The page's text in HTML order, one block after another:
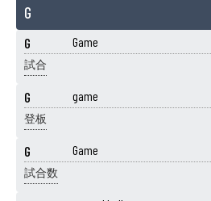
G
G Game
試合
G game
登板
G Game
試合数